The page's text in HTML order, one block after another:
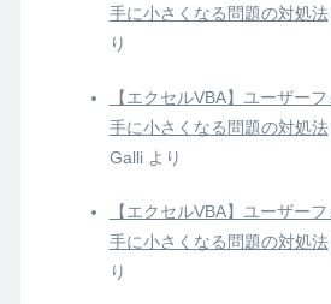
手に小さくなる問題の対処法
り
【エクセルVBA】ユーザー
手に小さくなる問題の対処法
Galliより
【エクセルVBA】ユーザー
手に小さくなる問題の対処法
り